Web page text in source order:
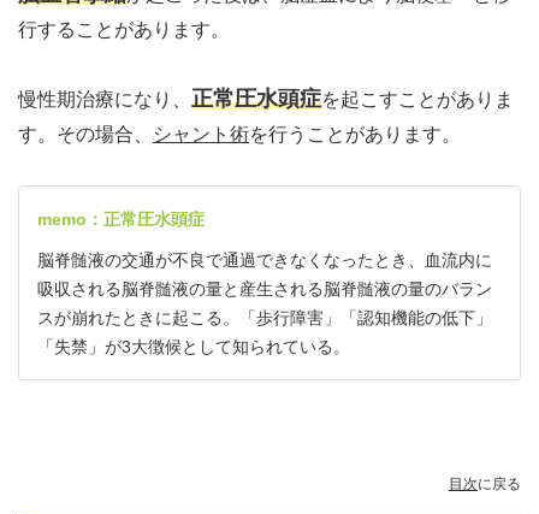
行することがあります。
慢性期治療になり、 正常圧水頭症を起こすことがありま
す。その場合、
シャント術を行うことがあります。
memo：正常圧水頭症
脳脊髄液の交通が不良で通過できなくなったとき、血流内に
吸収される脳脊髄液の量と産生される脳脊髄液の量のバラン
スが崩れたときに起こる。「歩行障害」「認知機能の低下」
「失禁」が3大徴候として知られている。
目次に戻る